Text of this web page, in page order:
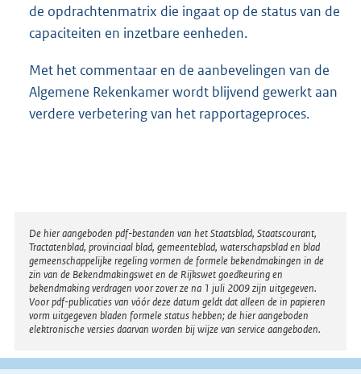
de opdrachtenmatrix die ingaat op de status van de
capaciteiten en inzetbare eenheden.
Met het commentaar en de aanbevelingen van de
Algemene Rekenkamer wordt blijvend gewerkt aan
verdere verbetering van het rapportageproces.
Disclaimer
De hier aangeboden pdf-bestanden van het Staatsblad, Staatscourant,
Tractatenblad, provinciaal blad, gemeenteblad, waterschapsblad en blad
gemeenschappelijke regeling vormen de formele bekendmakingen in de
zin van de Bekendmakingswet en de Rijkswet goedkeuring en
bekendmaking verdragen voor zover ze na 1 juli 2009 zijn uitgegeven.
Voor pdf-publicaties van vóór deze datum geldt dat alleen de in papieren
vorm uitgegeven bladen formele status hebben; de hier aangeboden
elektronische versies daarvan worden bij wijze van service aangeboden.